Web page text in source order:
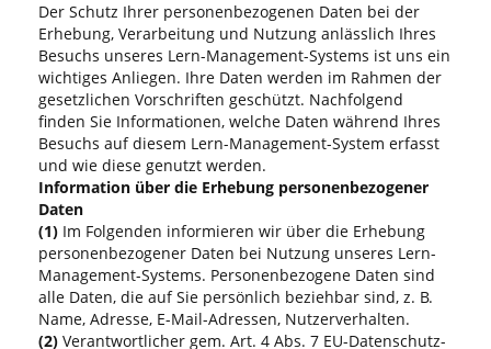
Der Schutz Ihrer personenbezogenen Daten bei der
Erhebung, Verarbeitung und Nutzung anlässlich Ihres
Besuchs unseres Lern-Management-Systems ist uns ein
wichtiges Anliegen. Ihre Daten werden im Rahmen der
gesetzlichen Vorschriften geschützt. Nachfolgend
finden Sie Informationen, welche Daten während Ihres
Besuchs auf diesem Lern-Management-System erfasst
und wie diese genutzt werden.
Information über die Erhebung personenbezogener
Daten
(1) Im Folgenden informieren wir über die Erhebung
personenbezogener Daten bei Nutzung unseres Lern-
Management-Systems. Personenbezogene Daten sind
alle Daten, die auf Sie persönlich beziehbar sind, z. B.
Name, Adresse, E-Mail-Adressen, Nutzerverhalten.
(2) Verantwortlicher gem. Art. 4 Abs. 7 EU-Datenschutz-